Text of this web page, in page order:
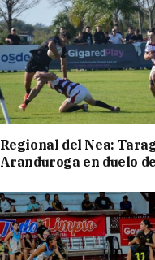
Regional del Nea:
Aranduroga en duelo